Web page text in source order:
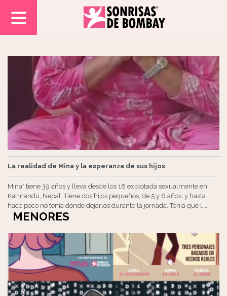
MENORES
La realidad de Mina y la esperanza de sus hijos
Mina* tiene 39 años y lleva desde los 18 explotada sexualmente en
Katmandú, Nepal. Tiene dos hijos pequeños, de 5 y 6 años, y hasta
hace poco no tenía dónde dejarlos durante la jornada. Tenía que [...]